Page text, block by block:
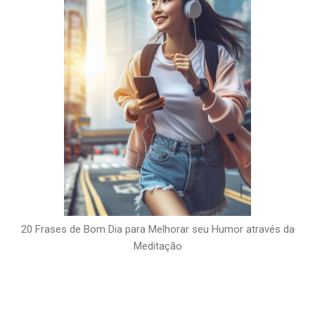
20 Frases de Bom Dia para Melhorar seu Humor através da
Meditação